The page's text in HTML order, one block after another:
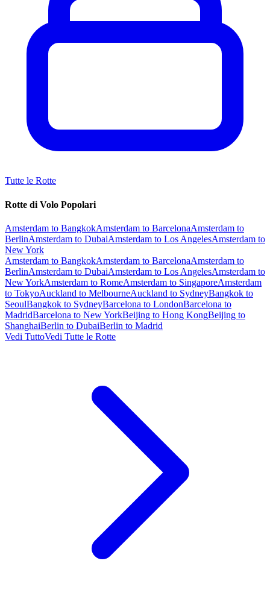
Tutte le Rotte
Rotte di Volo Popolari
Amsterdam to BangkokAmsterdam to BarcelonaAmsterdam to
BerlinAmsterdam to DubaiAmsterdam to Los AngelesAmsterdam to
New York
Amsterdam to BangkokAmsterdam to BarcelonaAmsterdam to
BerlinAmsterdam to DubaiAmsterdam to Los AngelesAmsterdam to
New YorkAmsterdam to RomeAmsterdam to SingaporeAmsterdam
to TokyoAuckland to MelbourneAuckland to SydneyBangkok to
SeoulBangkok to SydneyBarcelona to LondonBarcelona to
MadridBarcelona to New YorkBeijing to Hong KongBeijing to
ShanghaiBerlin to DubaiBerlin to Madrid
Vedi TuttoVedi Tutte le Rotte